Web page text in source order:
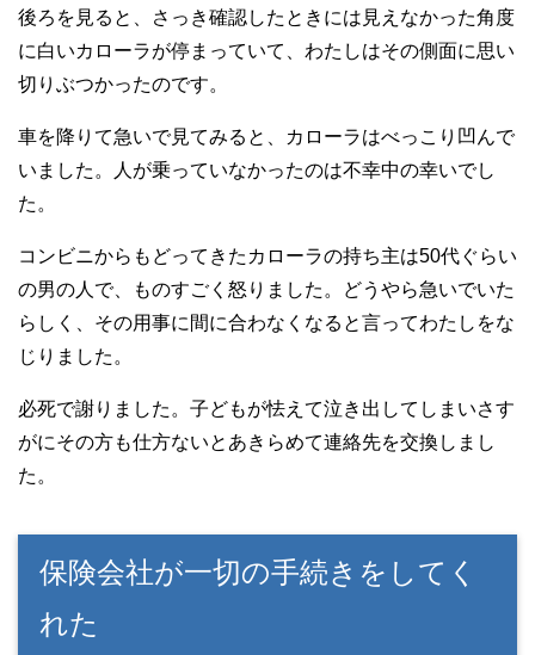
後ろを見ると、さっき確認したときには見えなかった角度
に白いカローラが停まっていて、わたしはその側面に思い
切りぶつかったのです。
車を降りて急いで見てみると、カローラはべっこり凹んで
いました。人が乗っていなかったのは不幸中の幸いでし
た。
コンビニからもどってきたカローラの持ち主は50代ぐらい
の男の人で、ものすごく怒りました。どうやら急いでいた
らしく、その用事に間に合わなくなると言ってわたしをな
じりました。
必死で謝りました。子どもが怯えて泣き出してしまいさす
がにその方も仕方ないとあきらめて連絡先を交換しまし
た。
保険会社が一切の手続きをしてく
れた